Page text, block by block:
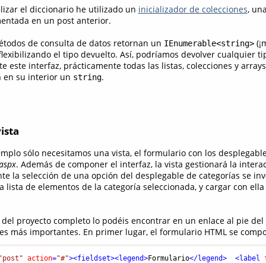
el diccionario he utilizado un inicializador de colecciones,
en un post anterior.
de consulta de datos retornan un IEnumerable<string>
el tipo devuelto. Así, podríamos devolver cualquier
este interfaz, prácticamente todas las listas, colecciones y
en su interior un string.
sólo necesitamos una vista, el formulario con los
. Además de componer el interfaz, la vista gestionará la
la selección de una opción del desplegable de categorías se
lista de elementos de la categoría seleccionada, y cargar con
proyecto completo lo podéis encontrar en un enlace al pie
más importantes. En primer lugar, el formulario HTML se
"post" action="#"><fieldset><legend>Formulario</legend> <label